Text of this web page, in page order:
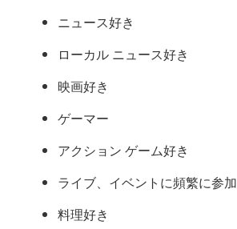
ニュース好き
ローカル ニュース好き
映画好き
ゲーマー
アクション ゲーム好き
ライブ、イベントに頻繁に参加
料理好き